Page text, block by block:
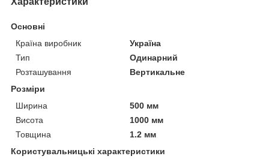
Основні
Країна виробник
Україна
Тип
Одинарний
Розташування
Вертикальне
Розміри
Ширина
500 мм
Висота
1000 мм
Товщина
1.2 мм
Користувальницькі характеристики